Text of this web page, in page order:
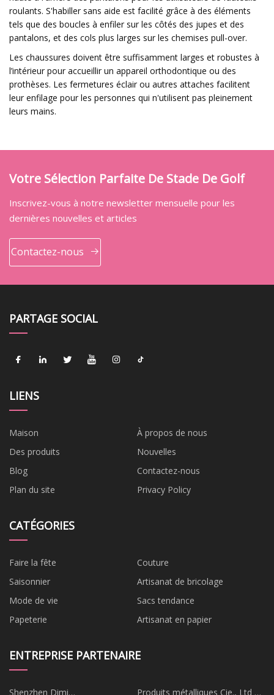
roulants. S'habiller sans aide est facilité grâce à des éléments
tels que des boucles à enfiler sur les côtés des jupes et des
pantalons, et des cols plus larges sur les chemises pull-over.
Les chaussures doivent être suffisamment larges et robustes à
l’intérieur pour accueillir un appareil orthodontique ou des
prothèses. Les fermetures éclair ou autres attaches facilitent
leur enfilage pour les personnes qui n'utilisent pas pleinement
leurs mains.
Votre Sélection Parfaite De Stade De Golf
Inscrivez-vous à notre newsletter mensuelle pour les
dernières nouvelles et articles
Contactez-nous
PARTAGE SOCIAL
LIENS
Maison
À propos de nous
Des produits
Nouvelles
Blog
Contactez-nous
Plan du site
Privacy Policy
CATÉGORIES
Faire la fête
Couture
Saisonnier
Artisanat de bricolage
Mode de vie
Sacs tendance
Papeterie
Artisanat en papier
ENTREPRISE PARTENAIRE
Shenzhen Dimi Produits métalliques Cie., Ltd de